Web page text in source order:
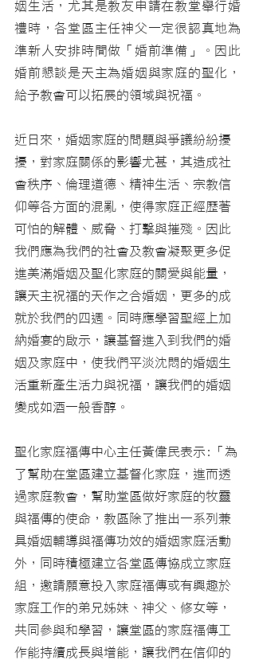
姻生活，尤其是教友申請在教堂舉行婚
禮時，各堂區主任神父一定很認真地為
準新人安排時間做「婚前準備」。因此
婚前懇談是天主為婚姻與家庭的聖化，
給予教會可以拓展的領域與祝福。
近日來，婚姻家庭的問題與爭議紛紛擾
擾，對家庭關係的影響尤甚，其造成社
會秩序、倫理道德、精神生活、宗教信
仰等各方面的混亂，使得家庭正經歷著
可怕的解體、威脅、打擊與摧殘。因此
我們應為我們的社會及教會凝聚更多促
進美滿婚姻及聖化家庭的關愛與能量，
讓天主祝福的天作之合婚姻，更多的成
就於我們的四週。同時應學習聖經上加
納婚宴的啟示，讓基督進入到我們的婚
姻及家庭中，使我們平淡沈悶的婚姻生
活重新產生活力與祝福，讓我們的婚姻
變成如酒一般香醇。
聖化家庭福傳中心主任黃偉民表示:「為
了幫助在堂區建立基督化家庭，進而透
過家庭教會，幫助堂區做好家庭的牧靈
與福傳的使命，教區除了推出一系列兼
具婚姻輔導與福傳功效的婚姻家庭活動
外，同時積極建立各堂區傳協成立家庭
組，邀請願意投入家庭福傳或有興趣於
家庭工作的弟兄姊妹、神父、修女等，
共同參與和學習，讓堂區的家庭福傳工
作能持續成長與增能，讓我們在信仰的